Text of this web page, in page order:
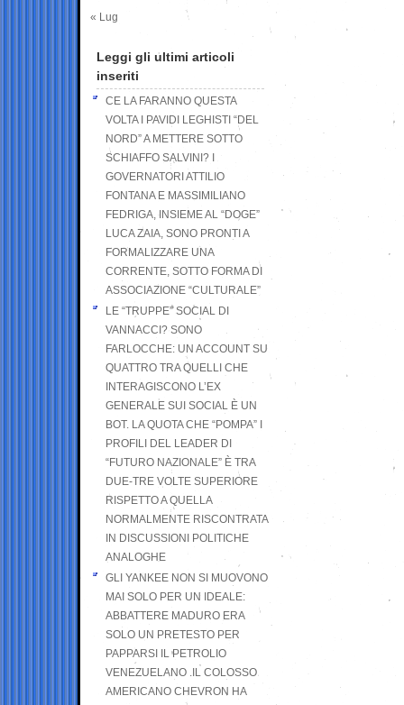
« Lug
Leggi gli ultimi articoli
inseriti
CE LA FARANNO QUESTA
VOLTA I PAVIDI LEGHISTI “DEL
NORD” A METTERE SOTTO
SCHIAFFO SALVINI? I
GOVERNATORI ATTILIO
FONTANA E MASSIMILIANO
FEDRIGA, INSIEME AL “DOGE”
LUCA ZAIA, SONO PRONTI A
FORMALIZZARE UNA
CORRENTE, SOTTO FORMA DI
ASSOCIAZIONE “CULTURALE”
LE “TRUPPE” SOCIAL DI
VANNACCI? SONO
FARLOCCHE: UN ACCOUNT SU
QUATTRO TRA QUELLI CHE
INTERAGISCONO L’EX
GENERALE SUI SOCIAL È UN
BOT. LA QUOTA CHE “POMPA” I
PROFILI DEL LEADER DI
“FUTURO NAZIONALE” È TRA
DUE-TRE VOLTE SUPERIORE
RISPETTO A QUELLA
NORMALMENTE RISCONTRATA
IN DISCUSSIONI POLITICHE
ANALOGHE
GLI YANKEE NON SI MUOVONO
MAI SOLO PER UN IDEALE:
ABBATTERE MADURO ERA
SOLO UN PRETESTO PER
PAPPARSI IL PETROLIO
VENEZUELANO .IL COLOSSO
AMERICANO CHEVRON HA